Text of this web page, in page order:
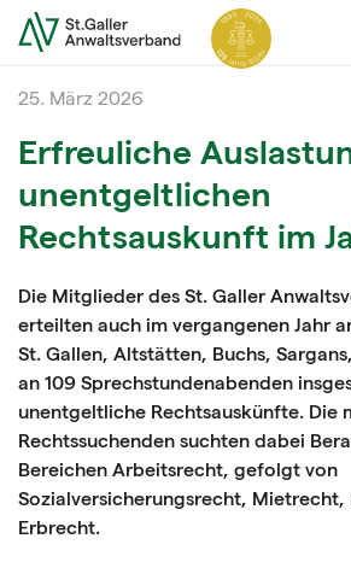
25. März 2026
Erfreuliche
unentgeltlichen
Rechtsauskunft im
Die Mitglieder des St. Galler
erteilten auch im vergangenen Jahr
St. Gallen, Altstätten, Buchs,
an 109 Sprechstundenabenden
unentgeltliche Rechtsauskünfte. Die
Rechtssuchenden suchten dabei
Bereichen Arbeitsrecht, gefolgt von
Sozialversicherungsrecht, Mietrecht,
Erbrecht.